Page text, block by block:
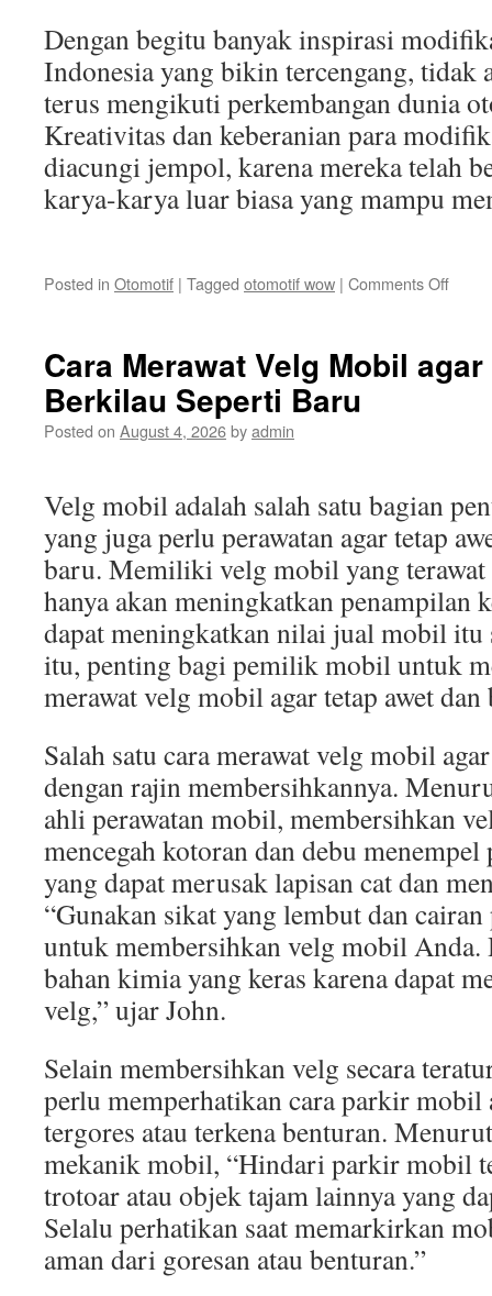
Dengan begitu banyak inspirasi
Indonesia yang bikin tercengang, tidak
terus mengikuti perkembangan dunia
Kreativitas dan keberanian para
diacungi jempol, karena mereka telah
karya-karya luar biasa yang mampu
Posted in Otomotif | Tagged otomotif wow | Comments Offon
Wow
Cara Merawat Velg Mobil
Berkilau Seperti Baru
Posted on August 4, 2026byadmin
Velg mobil adalah salah satu bagian
yang juga perlu perawatan agar tetap
baru. Memiliki velg mobil yang
hanya akan meningkatkan penampilan
dapat meningkatkan nilai jual mobil itu
itu, penting bagi pemilik mobil untuk
merawat velg mobil agar tetap awet
Salah satu cara merawat velg mobil
dengan rajin membersihkannya.
ahli perawatan mobil, membersihkan
mencegah kotoran dan debu
yang dapat merusak lapisan cat dan
“Gunakan sikat yang lembut dan
untuk membersihkan velg mobil Anda.
bahan kimia yang keras karena dapat
velg,” ujar John.
Selain membersihkan velg secara
perlu memperhatikan cara parkir mobil
tergores atau terkena benturan.
mekanik mobil, “Hindari parkir mobil
trotoar atau objek tajam lainnya yang
Selalu perhatikan saat memarkirkan
aman dari goresan atau benturan.”